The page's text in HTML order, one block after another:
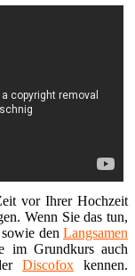
vor Ihrer Hochzeit
Wenn Sie das tun,
den Langsamen
im Grundkurs auch
Discofox kennen.